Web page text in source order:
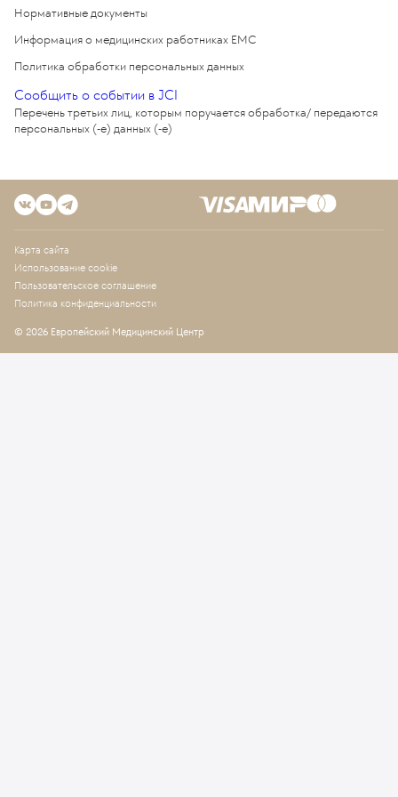
Нормативные документы
Информация о медицинских работниках EMC
Политика обработки персональных данных
Сообщить о событии в JCI
Перечень третьих лиц, которым поручается обработка/ передаются
персональных (-е) данных (-е)
Карта сайта
Использование cookie
Пользовательское соглашение
Политика конфиденциальности
© 2026 Европейский Медицинский Центр